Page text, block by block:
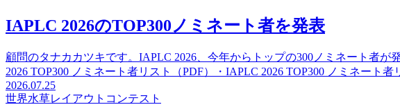
IAPLC 2026のTOP300ノミネート者を発表
顧問のタナカカツキです。IAPLC 2026、今年からトップの300ノミネート者が
2026 TOP300 ノミネート者リスト（PDF）・IAPLC 2026 TOP300 ノミネート者
2026.07.25
世界水草レイアウトコンテスト